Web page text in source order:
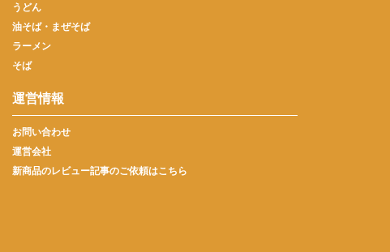
うどん
油そば・まぜそば
ラーメン
そば
運営情報
お問い合わせ
運営会社
新商品のレビュー記事のご依頼はこちら